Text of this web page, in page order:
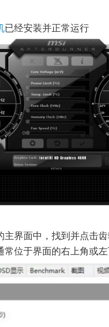
已经安装并正常运行
主界面中，找到并点击
位于界面的右上角或左